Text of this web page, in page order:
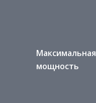
Максимальная
мощность